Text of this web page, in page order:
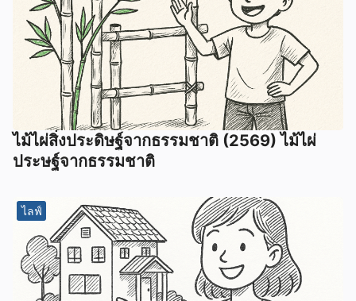
ไม้ไผ่สิ่งประดิษฐ์จากธรรมชาติ (2569) ไม้ไผ่
ประษฐ์จากธรรมชาติ
ไลฟ์